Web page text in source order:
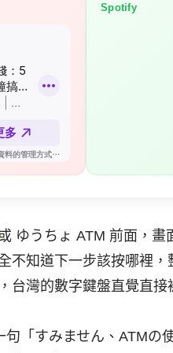
Spotify
ゆうちょ ATM 前面，畫
不知道下一步該按哪裡
台灣的數字鍵盤直覺直接
「すみません、ATM